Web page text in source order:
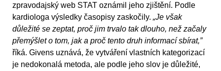
zpravodajský web STAT oznámil jeho zjištění. Podle
kardiologa výsledky časopisy zaskočily. „Je však
důležité se zeptat, proč jim trvalo tak dlouho, než začaly
přemýšlet o tom, jak a proč tento druh informací sbírat,”
říká. Givens uznává, že vytváření vlastních kategorizací
je nedokonalá metoda, ale podle jeho slov je důležité,